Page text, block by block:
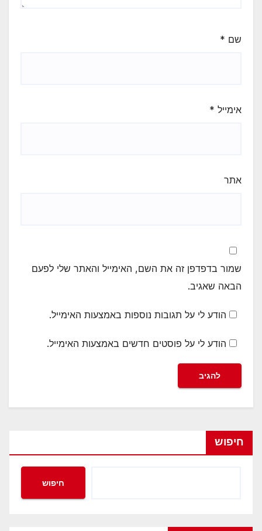
שם *
אימייל *
אתר
שמור בדפדפן זה את השם, האימייל והאתר שלי לפעם
הבאה שאגיב.
הודע לי על תגובות נוספות באמצעות האימייל.
הודע לי על פוסטים חדשים באמצעות האימייל.
חיפוש
חיפוש